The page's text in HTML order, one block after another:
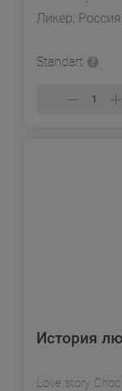
Ликер,
Standart
История
Love story